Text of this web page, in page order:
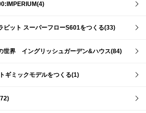
ビット スーパーフローS601をつくる(33)
世界 イングリッシュガーデン&ハウス(84)
ギミックモデルをつくる(1)